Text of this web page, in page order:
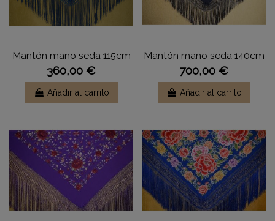
Mantón mano seda 115cm
360,00 €
Añadir al carrito
Mantón mano seda 140cm
700,00 €
Añadir al carrito